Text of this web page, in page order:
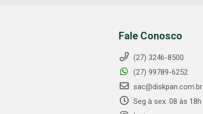
Fale Conosco
(27) 3246-8500
(27) 99789-6252
sac@diskpan.com.br
Seg à sex. 08 às 18h